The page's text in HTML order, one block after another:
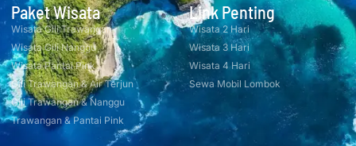
Paket Wisata
Wisata Gili Trawangan
Wisata Gili Nanggu
Wisata Pantai Pink
Gili Trawangan & Air Terjun
Gili Trawangan & Nanggu
Trawangan & Pantai Pink
Link Penting
Wisata 2 Hari
Wisata 3 Hari
Wisata 4 Hari
Sewa Mobil Lombok